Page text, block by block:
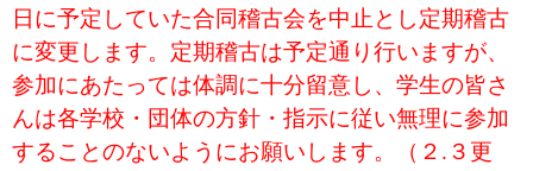
日に予定していた合同稽古会を中止とし定期稽古
に変更します。定期稽古は予定通り行いますが、
参加にあたっては体調に十分留意し、学生の皆さ
んは各学校・団体の方針・指示に従い無理に参加
することのないようにお願いします。（２.３更